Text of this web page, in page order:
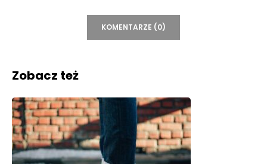
KOMENTARZE (0)
Zobacz też